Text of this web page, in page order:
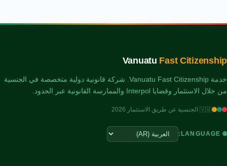
Vanuatu Fast Citizenship
خدمة Vanuatu Fast Citizenship. شركة قانونية دولية متخصصة في الجنسية
من خلال الاستثمار وقضايا Interpol والممارسة القانونية عبر الحدود.
🇻🇺 الجنسية عن طريق الاستثمار 2026
🌐 LANGUAGE: